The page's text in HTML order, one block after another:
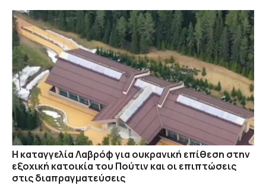
Η καταγγελία Λαβρόφ για ουκρανική επίθεση στην
εξοχική κατοικία του Πούτιν και οι επιπτώσεις
στις διαπραγματεύσεις